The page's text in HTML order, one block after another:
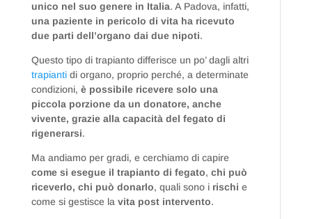
unico nel suo genere in Italia. A Padova, infatti,
una paziente in pericolo di vita ha ricevuto
due parti dell’organo dai due nipoti.
Questo tipo di trapianto differisce un po’ dagli altri
trapiantidi organo, proprio perché, a determinate
condizioni, è possibile ricevere solo una
piccola porzione da un donatore, anche
vivente, grazie alla capacità del fegato di
rigenerarsi.
Ma andiamo per gradi, e cerchiamo di capire
come si esegue il trapianto di fegato, chi può
riceverlo, chi può donarlo, quali sono i rischi e
come si gestisce la vita post intervento.